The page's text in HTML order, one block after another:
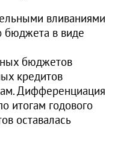
вливаниями
бюджета в виде
бюджетов
кредитов
Дифференциация
итогам годового
оставалась